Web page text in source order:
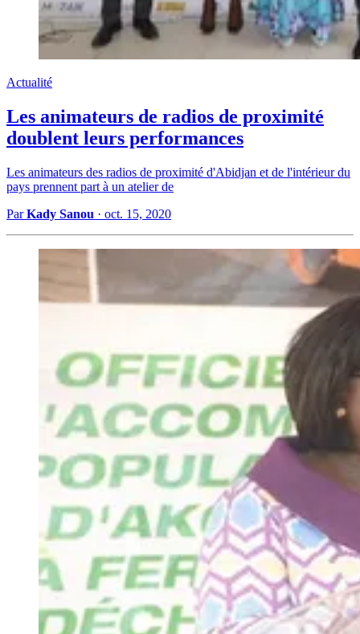
Actualité
Les animateurs de radios de proximité
doublent leurs performances
Les animateurs des radios de proximité d'Abidjan et de l'intérieur du
pays prennent part à un atelier de
ParKady Sanou · oct. 15, 2020